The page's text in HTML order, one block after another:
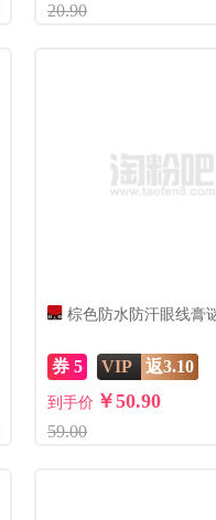
20.90
棕色防水防汗眼线膏
券 5 VIP 返3.10
到手价 ￥50.90
59.00